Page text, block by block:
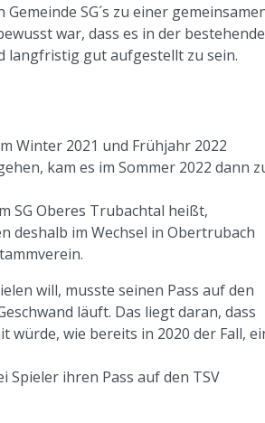
SG´s zu einer
war, dass es in der
langfristig gut aufgestellt zu sein.
Winter 2021 und Frühjahr 2022
kam es im Sommer 2022 dann
SG Oberes Trubachtal heißt,
deshalb im Wechsel in Obertrubach
will, musste seinen Pass auf den
läuft. Das liegt daran, dass
würde, wie bereits in 2020 der Fall,
Spieler ihren Pass auf den TSV